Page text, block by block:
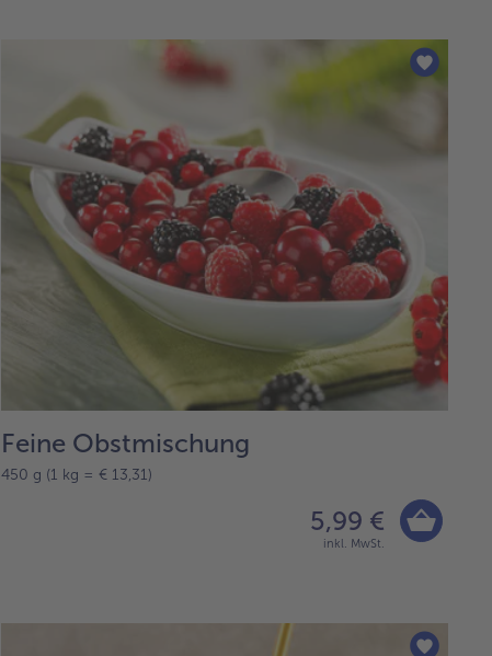
Feine Obstmischung
450 g (1 kg = € 13,31)
5,99 €
inkl. MwSt.